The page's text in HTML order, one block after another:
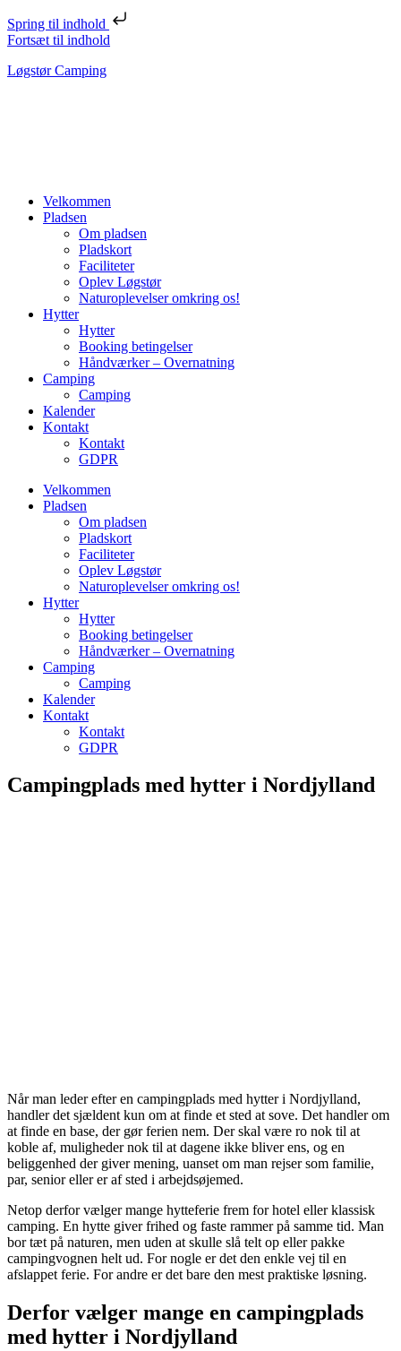
Spring til indhold
Fortsæt til indhold
Løgstør Camping
Velkommen
Pladsen
Om pladsen
Pladskort
Faciliteter
Oplev Løgstør
Naturoplevelser omkring os!
Hytter
Hytter
Booking betingelser
Håndværker – Overnatning
Camping
Camping
Kalender
Kontakt
Kontakt
GDPR
Velkommen
Pladsen
Om pladsen
Pladskort
Faciliteter
Oplev Løgstør
Naturoplevelser omkring os!
Hytter
Hytter
Booking betingelser
Håndværker – Overnatning
Camping
Camping
Kalender
Kontakt
Kontakt
GDPR
Campingplads med hytter i Nordjylland
Når man leder efter en campingplads med hytter i Nordjylland,
handler det sjældent kun om at finde et sted at sove. Det handler om
at finde en base, der gør ferien nem. Der skal være ro nok til at
koble af, muligheder nok til at dagene ikke bliver ens, og en
beliggenhed der giver mening, uanset om man rejser som familie,
par, senior eller er af sted i arbejdsøjemed.
Netop derfor vælger mange hytteferie frem for hotel eller klassisk
camping. En hytte giver frihed og faste rammer på samme tid. Man
bor tæt på naturen, men uden at skulle slå telt op eller pakke
campingvognen helt ud. For nogle er det den enkle vej til en
afslappet ferie. For andre er det bare den mest praktiske løsning.
Derfor vælger mange en campingplads
med hytter i Nordjylland